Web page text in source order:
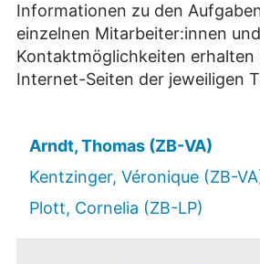
Informationen zu den
einzelnen Mitarbeiter:innen
Kontaktmöglichkeiten erhalten
Internet-Seiten der jeweiligen
Arndt, Thomas (ZB-VA)
Kentzinger, Véronique (ZB-
Plott, Cornelia (ZB-LP)